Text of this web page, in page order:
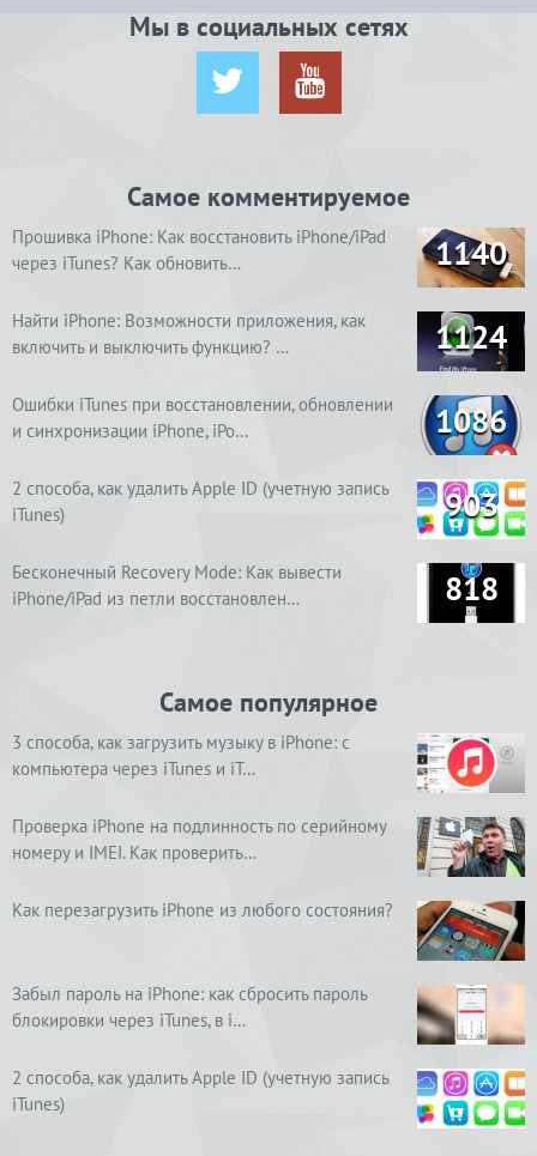
Мы в социальных сетях
Самое комментируемое
Прошивка iPhone: Как восстановить iPhone/iPad
через iTunes? Как обновить…
1140
Найти iPhone: Возможности приложения, как
включить и выключить функцию? …
1124
Ошибки iTunes при восстановлении, обновлении
и синхронизации iPhone, iPo…
1086
2 способа, как удалить Apple ID (учетную запись
iTunes)
903
Бесконечный Recovery Mode: Как вывести
iPhone/iPad из петли восстановлен…
818
Самое популярное
3 способа, как загрузить музыку в iPhone: с
компьютера через iTunes и iT…
Проверка iPhone на подлинность по серийному
номеру и IMEI. Как проверить…
Как перезагрузить iPhone из любого состояния?
Забыл пароль на iPhone: как сбросить пароль
блокировки через iTunes, в i…
2 способа, как удалить Apple ID (учетную запись
iTunes)